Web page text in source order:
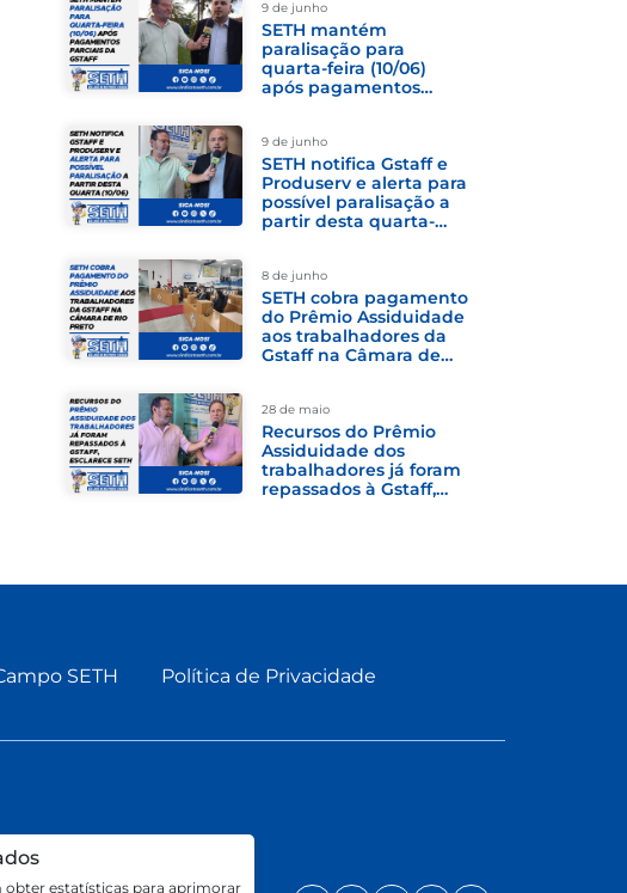
9 de junho
SETH mantém
paralisação para
quarta-feira (10/06)
após pagamentos
9 de junho
SETH notifica Gstaff e
Produserv e alerta para
possível paralisação a
partir desta quarta-
8 de junho
SETH cobra pagamento
do Prêmio Assiduidade
aos trabalhadores da
Gstaff na Câmara de
28 de maio
Recursos do Prêmio
Assiduidade dos
trabalhadores já foram
repassados à Gstaff,
SETH Política de Privacidade
obter estatísticas para aprimorar